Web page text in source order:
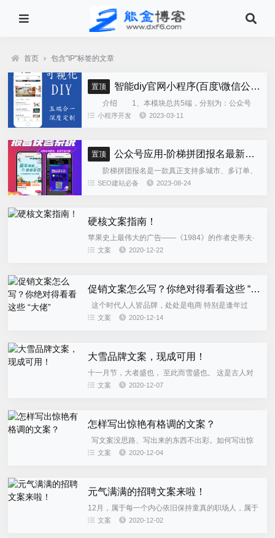
首页 › 包含"IP"标签的文章
置顶 智能diy官网小程序(百度\微信公众号\微信小程序\支付宝\抖音小程序)独立版
介绍 1、本模块总共5端，分别为：公众号
h5、微信小程序、百度小程序、支付宝小程序、......
小程序开发 2023-03-11
置顶 公众号应用-阶梯拼团报名最新版本源码程序
阶梯拼团报名是一款真正支持多城市、多订单、
全供应链商业模式，订单统计、核销、一键导出等强
SEO建站必备 2023-08-24
硬核文案指南！
苹果史上最伟大的广告——《1984》的作者史蒂夫·
海登曾说过： 文案如果想多挣钱，就取悦客户 文案
文案 2020-12-22
促销文案怎么写？你绝对得看看这些 “大佬”
这个时代人人皆品牌，处处是电商 特别是逢年过
节，在各大购物狂欢节 见得最多应该就是各种红红火
文案 2020-12-14
大雪品牌文案，现成可用！
十一月节，大者盛也， 至此而雪盛也。 这是古人对
大雪节气的理解。 小雪封山，大雪封河。 在这个山
文案 2020-12-07
怎样写出惊艳有格调的文案？
写文案没思路、写出来的东西不出彩。如何写出惊
艳有格调的文案？本文作者为大家介绍了写出好文案
文案 2020-12-04
元气满满的招聘文案来啦！
12月，属于每一个内心依旧保持童真的职场人，属于
每一个即将毕业踏入职场，蜕去青涩的新职场人。 12
文案 2020-12-02